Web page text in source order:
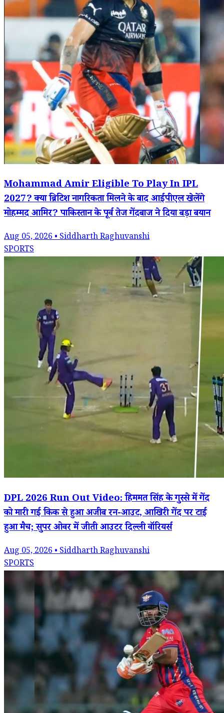
Mohammad Amir Eligible To Play In IPL
2027? क्या ब्रिटिश नागरिकता मिलने के बाद आईपीएल खेलेंगे
मोहम्मद आमिर? पाकिस्तान के पूर्व तेज गेंदबाज ने दिया बड़ा बयान
Aug 05, 2026 • Siddharth Raghuvanshi
SPORTS
DPL 2026 Run Out Video: हिममत सिंह के गुस्से में गेंद
को मारी गई किक से हुआ अजीब रन-आउट, आखिरी गेंद पर टाई
हुआ मैच; सुपर ओवर में जीती आउटर दिल्ली वॉरियर्स
Aug 05, 2026 • Siddharth Raghuvanshi
SPORTS